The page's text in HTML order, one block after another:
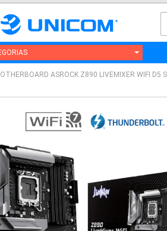
ASROCK Z890 LIVEMIXER WIFI D5